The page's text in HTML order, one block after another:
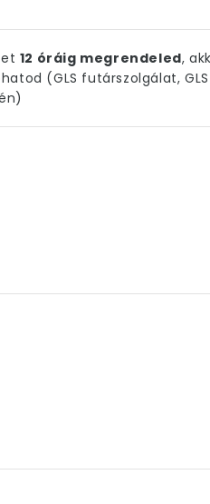
12 óráig megrendeled,
(GLS futárszolgálat,